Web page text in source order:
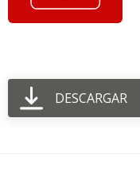
DESCARGAR